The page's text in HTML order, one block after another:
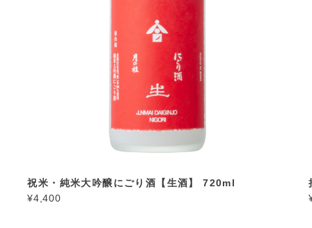
祝米・純米大吟醸にごり酒【生酒】 720ml
¥4,400